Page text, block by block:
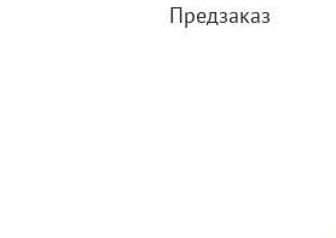
Предзаказ